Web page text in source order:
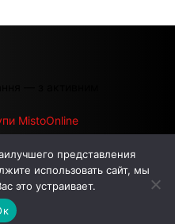
— з активним
MistoOnline
РЕКЛАМА НА САЙТІ
представления
использовать сайт, мы
это устраивает.